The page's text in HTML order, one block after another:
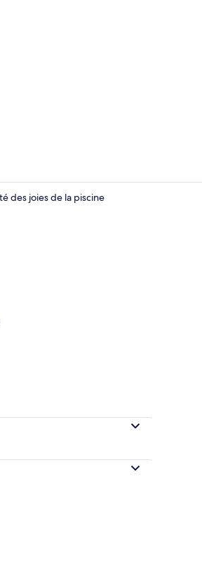
des joies de la piscine